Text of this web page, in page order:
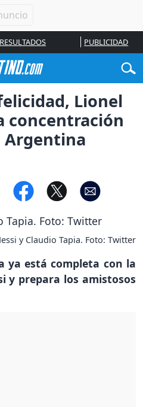
RESULTADOS PUBLICIDAD
Lionel
concentración
Argentina
y Claudio Tapia. Foto: Twitter
ya está completa con la
y prepara los amistosos